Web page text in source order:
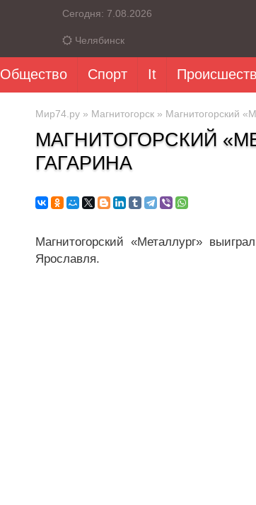
Сегодня: 7.08.2026
Челябинск
Общество Спорт It
Мир74.ру » Магнитогорск » Магнитогорский
МАГНИТОГОРСКИЙ
ГАГАРИНА
Магнитогорский «Металлург»
Ярославля.